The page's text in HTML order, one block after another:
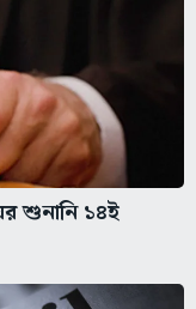
শুনানি ১৪ই